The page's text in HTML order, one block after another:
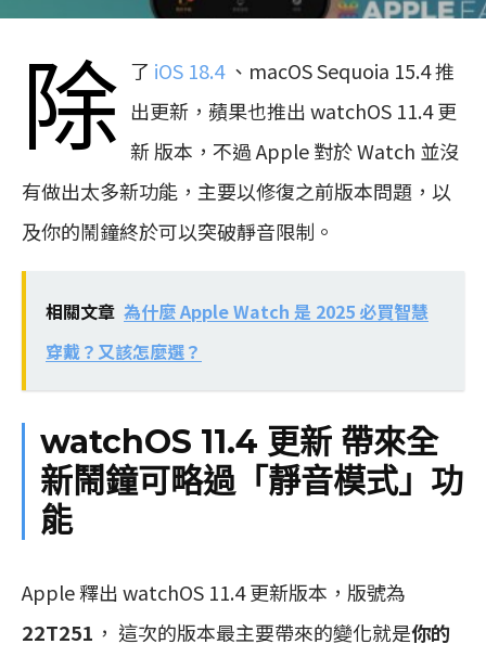
除 了 iOS 18.4、macOS Sequoia 15.4 推
出更新，蘋果也推出 watchOS 11.4 更
新 版本，不過 Apple 對於 Watch 並沒
有做出太多新功能，主要以修復之前版本問題，以
及你的鬧鐘終於可以突破靜音限制。
相關文章 為什麼 Apple Watch 是 2025 必買智慧
穿戴？又該怎麼選？
watchOS 11.4 更新 帶來全
新鬧鐘可略過「靜音模式」功
能
Apple 釋出 watchOS 11.4 更新版本，版號為
22T251 ， 這次的版本最主要帶來的變化就是你的